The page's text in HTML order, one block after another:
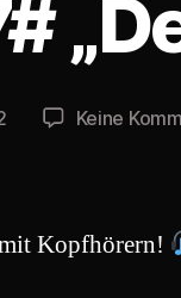
Keine
Kopfhörern!